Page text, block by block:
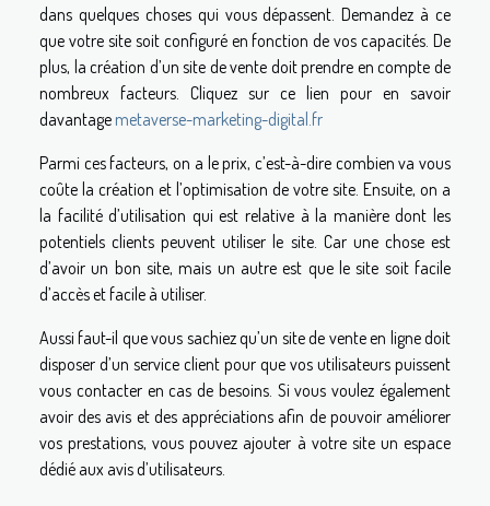
dans quelques choses qui vous dépassent. Demandez à ce
que votre site soit configuré en fonction de vos capacités. De
plus, la création d’un site de vente doit prendre en compte de
nombreux facteurs. Cliquez sur ce lien pour en savoir
davantage metaverse-marketing-digital.fr
Parmi ces facteurs, on a le prix, c’est-à-dire combien va vous
coûte la création et l’optimisation de votre site. Ensuite, on a
la facilité d’utilisation qui est relative à la manière dont les
potentiels clients peuvent utiliser le site. Car une chose est
d’avoir un bon site, mais un autre est que le site soit facile
d’accès et facile à utiliser.
Aussi faut-il que vous sachiez qu’un site de vente en ligne doit
disposer d’un service client pour que vos utilisateurs puissent
vous contacter en cas de besoins. Si vous voulez également
avoir des avis et des appréciations afin de pouvoir améliorer
vos prestations, vous pouvez ajouter à votre site un espace
dédié aux avis d’utilisateurs.